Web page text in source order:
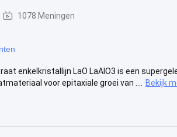
1078 Meningen
enkelkristallijn LaO LaAlO3 is een
voor epitaxiale groei van ....
Bekijk